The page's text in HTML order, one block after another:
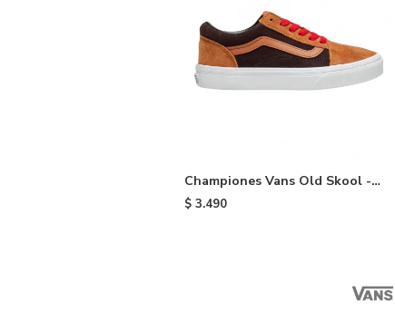
Championes Vans Old Skool -
Orange & Brown
$ 3.490